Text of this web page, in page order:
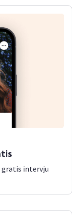
gratis intervju